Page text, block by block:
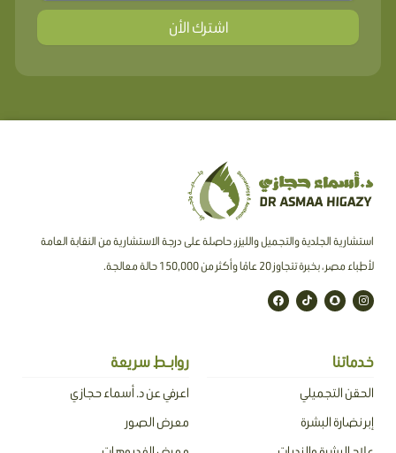
اشترك الأن
استشارية الجلدية والتجميل والليزر، حاصلة على درجة الاستشارية من النقابة العامة
لأطباء مصر ، بخبرة تتجاوز 20 عامًا وأكثر من 150,000 حالة معالجة.
I
n
s
a
S
n
a
a
t
T
i
k
F
a
c
خدماتنا
الحقن التجميلي
إبر نضارة البشرة
روابـط سريعة
اعرفي عن د. أسماء حجازي
معرض الصور